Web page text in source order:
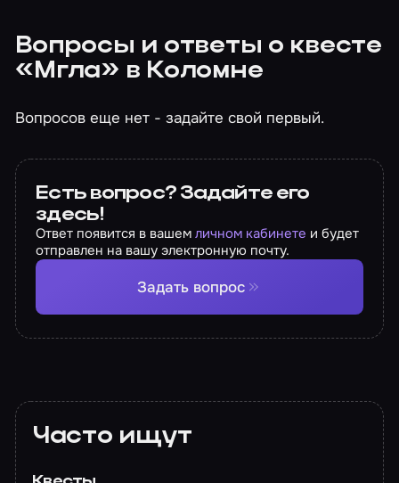
Вопросы и ответы о квесте
«Мгла» в Коломне
Вопросов еще нет - задайте свой первый.
Есть вопрос? Задайте его
здесь!
Ответ появится в вашемличном кабинете и будет
отправлен на вашу электронную почту.
Задать вопрос
Часто ищут